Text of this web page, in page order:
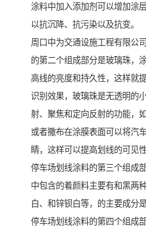
涂料中加入添加剂可以增加涂
以抗沉降、抗污染以及抗变。
周口中为交通设施工程有限公
的第二个组成部分是玻璃珠，
高线的亮度和持久性，这样就
识别效果，玻璃珠是无透明的
射、聚焦和定向反射的功能，
或者撒布在涂膜表面可以将汽
睛，这样可以提高划线的可见性
停车场划线涂料的第三个组成
中包含的着颜料主要有和黑两
白、和锌钡白等，的主要成分
停车场划线涂料的第四个组成